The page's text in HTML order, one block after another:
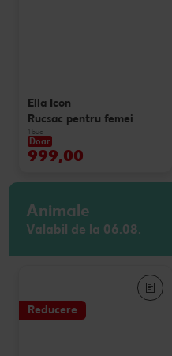
Ella Icon
Rucsac pentru femei
1 buc
Doar
999,00
Animale
Valabil de la 06.08.
Reducere